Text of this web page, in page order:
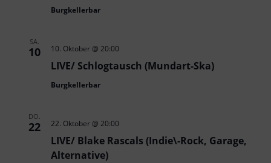
Burgkellerbar
SA.
10
LIVE/ Schlogtausch (Mundart-Ska)
10. Oktober @ 20:00
Burgkellerbar
DO.
22
LIVE/ Blake Rascals (Indie\-Rock, Garage,
Alternative)
22. Oktober @ 20:00